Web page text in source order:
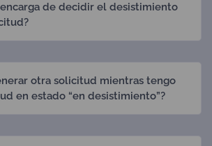
encarga de decidir el desistimiento
otra solicitud mientras tengo
en estado “en desistimiento”?